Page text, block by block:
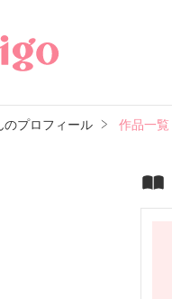
のプロフィール 作品一覧